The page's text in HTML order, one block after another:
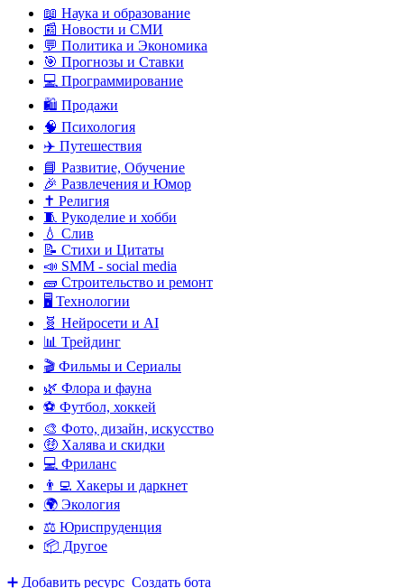
📖 Наука и образование
📰 Новости и СМИ
💬 Политика и Экономика
🎯 Прогнозы и Ставки
💻 Программирование
🛍️ Продажи
🧠 Психология
✈️ Путешествия
📘 Развитие, Обучение
🎉 Развлечения и Юмор
✝️ Религия
🧵 Рукоделие и хобби
💧 Слив
📝 Стихи и Цитаты
📣 SMM - social media
🧱 Строительство и ремонт
🖥️ Технологии
🧬 Нейросети и AI
📊 Трейдинг
🎬 Фильмы и Сериалы
🌿 Флора и фауна
⚽ Футбол, хоккей
🎨 Фото, дизайн, искусство
🤑 Халява и скидки
💻 Фриланс
👨‍💻 Хакеры и даркнет
🌍 Экология
⚖️ Юриспруденция
📦 Другое
➕ Добавить ресурс Создать бота